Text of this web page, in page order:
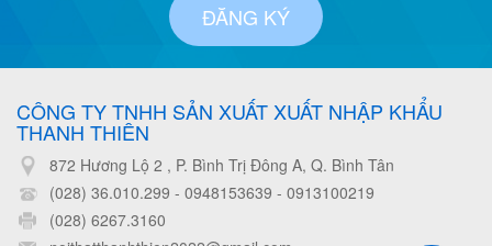
ĐĂNG KÝ
CÔNG TY TNHH SẢN XUẤT XUẤT NHẬP KHẨU
THANH THIÊN
872 Hương Lộ 2 , P. Bình Trị Đông A, Q. Bình Tân
(028) 36.010.299 - 0948153639 - 0913100219
(028) 6267.3160